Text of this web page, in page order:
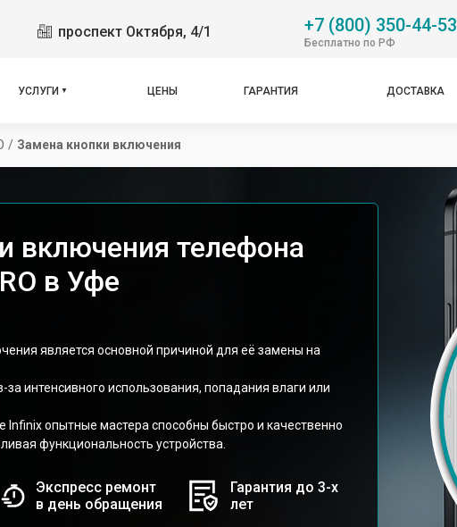
проспект Октября, 4/1 +7 (800) 350-44-53
Бесплатно по РФ
УСЛУГИ ЦЕНЫ ГАРАНТИЯ ДОСТАВКА
/ Замена кнопки включения
включения телефона
в Уфе
является основной причиной для её замены на
за интенсивного использования, попадания влаги или
опытные мастера способны быстро и качественно
функциональность устройства.
Экспресс ремонт
в день обращения
Гарантия до 3-х
лет